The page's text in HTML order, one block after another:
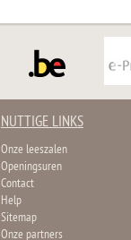
NUTTIGE LINKS
Onze leeszalen
Openingsuren
Contact
Help
Sitemap
Onze partners